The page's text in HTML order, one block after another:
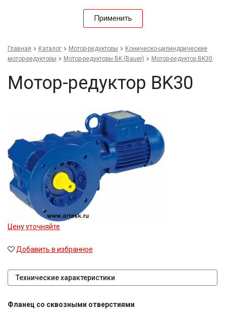
Применить
Главная Каталог Мотор-редукторы
Коническо-цилиндрические
мотор-редукторы
Мотор-редукторы BK (Bauer) Мотор-редуктор BK30
Мотор-редуктор BK30
Цену уточняйте
Добавить в избранное
Технические характеристики
Фланец со сквозными отверстиями